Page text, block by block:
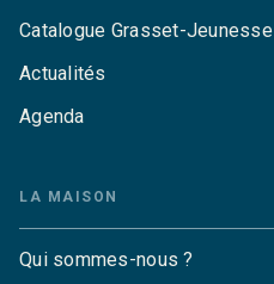
Catalogue Grasset-Jeunesse
Actualités
Agenda
LA MAISON
Qui sommes-nous ?